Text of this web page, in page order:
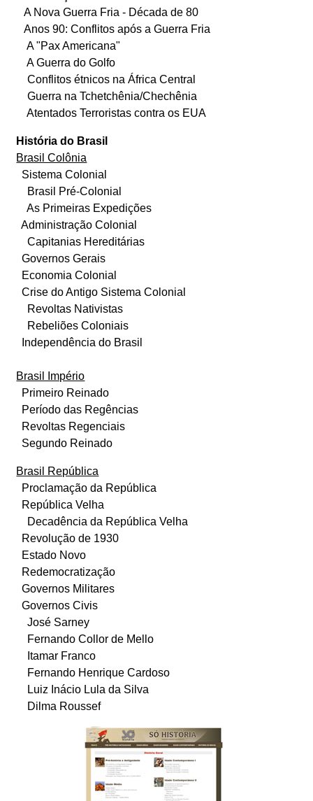
A Nova Guerra Fria - Década de 80
Anos 90: Conflitos após a Guerra Fria
A "Pax Americana"
A Guerra do Golfo
Conflitos étnicos na África Central
Guerra na Tchetchênia/Chechênia
Atentados Terroristas contra os EUA
História do Brasil
Brasil Colônia
Sistema Colonial
Brasil Pré-Colonial
As Primeiras Expedições
Administração Colonial
Capitanias Hereditárias
Governos Gerais
Economia Colonial
Crise do Antigo Sistema Colonial
Revoltas Nativistas
Rebeliões Coloniais
Independência do Brasil
Brasil Império
Primeiro Reinado
Período das Regências
Revoltas Regenciais
Segundo Reinado
Brasil República
Proclamação da República
República Velha
Decadência da República Velha
Revolução de 1930
Estado Novo
Redemocratização
Governos Militares
Governos Civis
José Sarney
Fernando Collor de Mello
Itamar Franco
Fernando Henrique Cardoso
Luiz Inácio Lula da Silva
Dilma Roussef